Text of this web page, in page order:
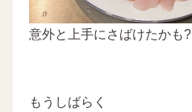
意外と上手にさばけたかも?
もうしばらく